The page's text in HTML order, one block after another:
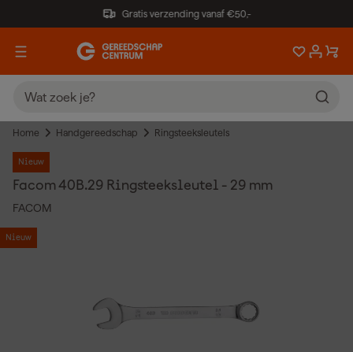
Gratis verzending vanaf €50,-
Home Handgereedschap Ringsteeksleutels
Nieuw
Facom 40B.29 Ringsteeksleutel - 29 mm
FACOM
Nieuw